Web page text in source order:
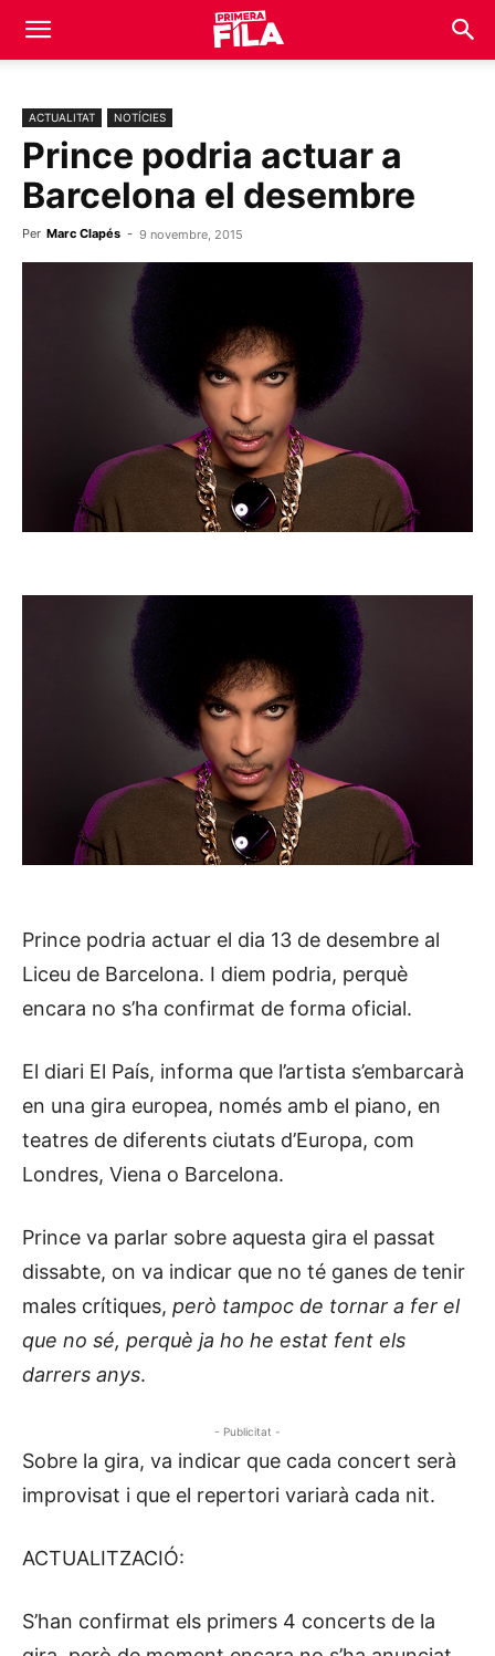
ACTUALITAT NOTÍCIES
Prince podria actuar a
Barcelona el desembre
Per Marc Clapés - 9 novembre, 2015
Prince podria actuar el dia 13 de desembre al
Liceu de Barcelona. I diem podria, perquè
encara no s’ha confirmat de forma oficial.
El diari El País, informa que l’artista s’embarcarà
en una gira europea, només amb el piano, en
teatres de diferents ciutats d’Europa, com
Londres, Viena o Barcelona.
Prince va parlar sobre aquesta gira el passat
dissabte, on va indicar que no té ganes de tenir
males crítiques, però tampoc de tornar a fer el
que no sé, perquè ja ho he estat fent els
darrers anys.
- Publicitat -
Sobre la gira, va indicar que cada concert serà
improvisat i que el repertori variarà cada nit.
ACTUALITZACIÓ:
S’han confirmat els primers 4 concerts de la